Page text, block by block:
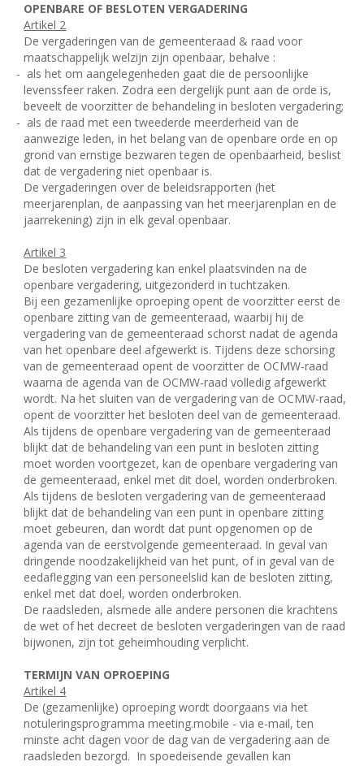
OPENBARE OF BESLOTEN VERGADERING
Artikel 2
De vergaderingen van de gemeenteraad & raad voor
maatschappelijk welzijn zijn openbaar, behalve :
- als het om aangelegenheden gaat die de persoonlijke
levenssfeer raken. Zodra een dergelijk punt aan de orde is,
beveelt de voorzitter de behandeling in besloten vergadering;
- als de raad met een tweederde meerderheid van de
aanwezige leden, in het belang van de openbare orde en op
grond van ernstige bezwaren tegen de openbaarheid, beslist
dat de vergadering niet openbaar is.
De vergaderingen over de beleidsrapporten (het
meerjarenplan, de aanpassing van het meerjarenplan en de
jaarrekening) zijn in elk geval openbaar.
Artikel 3
De besloten vergadering kan enkel plaatsvinden na de
openbare vergadering, uitgezonderd in tuchtzaken.
Bij een gezamenlijke oproeping opent de voorzitter eerst de
openbare zitting van de gemeenteraad, waarbij hij de
vergadering van de gemeenteraad schorst nadat de agenda
van het openbare deel afgewerkt is. Tijdens deze schorsing
van de gemeenteraad opent de voorzitter de OCMW-raad
waarna de agenda van de OCMW-raad volledig afgewerkt
wordt. Na het sluiten van de vergadering van de OCMW-raad,
opent de voorzitter het besloten deel van de gemeenteraad.
Als tijdens de openbare vergadering van de gemeenteraad
blijkt dat de behandeling van een punt in besloten zitting
moet worden voortgezet, kan de openbare vergadering van
de gemeenteraad, enkel met dit doel, worden onderbroken.
Als tijdens de besloten vergadering van de gemeenteraad
blijkt dat de behandeling van een punt in openbare zitting
moet gebeuren, dan wordt dat punt opgenomen op de
agenda van de eerstvolgende gemeenteraad. In geval van
dringende noodzakelijkheid van het punt, of in geval van de
eedaflegging van een personeelslid kan de besloten zitting,
enkel met dat doel, worden onderbroken.
De raadsleden, alsmede alle andere personen die krachtens
de wet of het decreet de besloten vergaderingen van de raad
bijwonen, zijn tot geheimhouding verplicht.
TERMIJN VAN OPROEPING
Artikel 4
De (gezamenlijke) oproeping wordt doorgaans via het
notuleringsprogramma meeting.mobile - via e-mail, ten
minste acht dagen voor de dag van de vergadering aan de
raadsleden bezorgd. In spoedeisende gevallen kan